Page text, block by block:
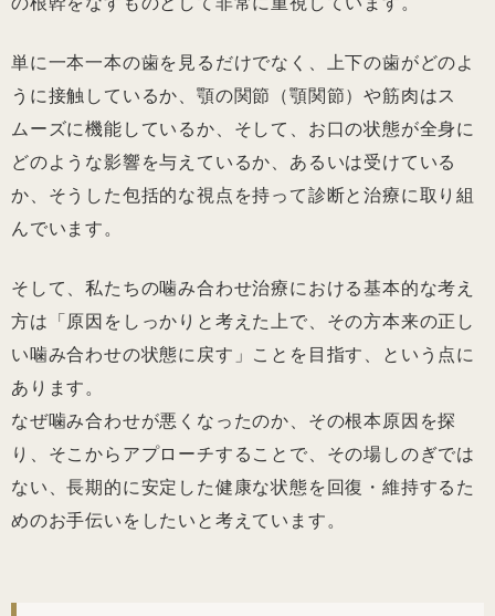
単に一本一本の歯を見るだけでなく、上下の歯がどのよ
うに接触しているか、顎の関節（顎関節）や筋肉はス
ムーズに機能しているか、そして、お口の状態が全身に
どのような影響を与えているか、あるいは受けている
か、そうした包括的な視点を持って診断と治療に取り組
んでいます。
そして、私たちの噛み合わせ治療における基本的な考え
方は「原因をしっかりと考えた上で、その方本来の正し
い噛み合わせの状態に戻す」ことを目指す、という点に
あります。
なぜ噛み合わせが悪くなったのか、その根本原因を探
り、そこからアプローチすることで、その場しのぎでは
ない、長期的に安定した健康な状態を回復・維持するた
めのお手伝いをしたいと考えています。